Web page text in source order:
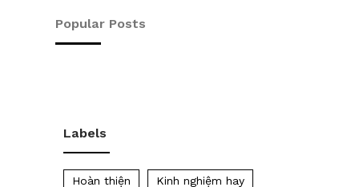
Popular Posts
Labels
Hoàn thiện Kinh nghiệm hay